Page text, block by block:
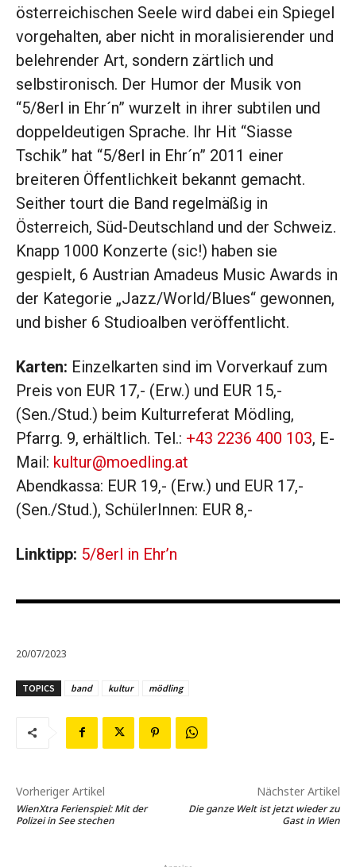
österreichischen Seele wird dabei ein Spiegel
vorgehalten, aber nicht in moralisierender und
belehrender Art, sondern zärtlich und
selbstironisch. Der Humor der Musik von
“5/8erl in Ehr´n” wurzelt in ihrer subtilen und
doppeldeutigen Sprache. Ihr Hit “Siasse
Tschik” hat “5/8erl in Ehr´n” 2011 einer
breiteren Öffentlichkeit bekannt gemacht.
Seither tourt die Band regelmäßig in
Österreich, Süd-Deutschland und der Schweiz.
Knapp 1000 Konzerte (sic!) haben sie
gespielt, 6 Austrian Amadeus Music Awards in
der Kategorie „Jazz/World/Blues“ gewonnen,
und bisher 6 Studioalben veröffentlicht.
Karten: Einzelkarten sind im Vorverkauf zum
Preis von EUR 17,- (Erw.) und EUR 15,-
(Sen./Stud.) beim Kulturreferat Mödling,
Pfarrg. 9, erhältlich. Tel.: +43 2236 400 103, E-
Mail: kultur@moedling.at
Abendkassa: EUR 19,- (Erw.) und EUR 17,-
(Sen./Stud.), SchülerInnen: EUR 8,-
Linktipp: 5/8erl in Ehr’n
20/07/2023
TOPICS band kultur mödling
Vorheriger Artikel
WienXtra Ferienspiel: Mit der
Polizei in See stechen
Nächster Artikel
Die ganze Welt ist jetzt wieder zu
Gast in Wien